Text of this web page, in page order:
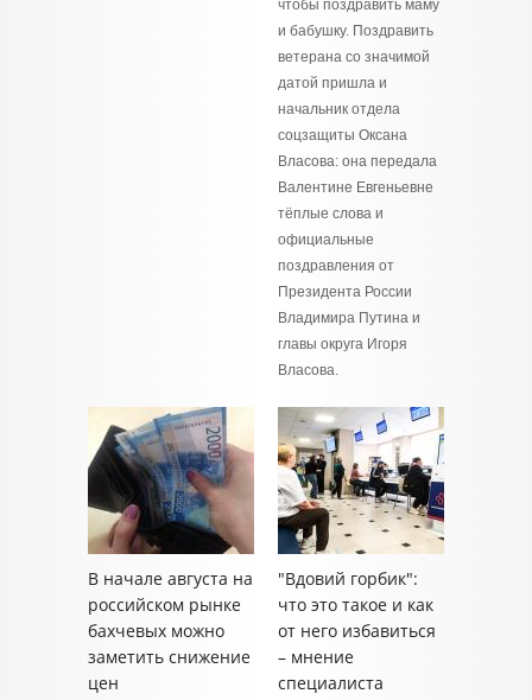
чтобы поздравить маму
и бабушку. Поздравить
ветерана со значимой
датой пришла и
начальник отдела
соцзащиты Оксана
Власова: она передала
Валентине Евгеньевне
тёплые слова и
официальные
поздравления от
Президента России
Владимира Путина и
главы округа Игоря
Власова.
В начале августа на
российском рынке
бахчевых можно
заметить снижение
цен
"Вдовий горбик":
что это такое и как
от него избавиться
– мнение
специалиста